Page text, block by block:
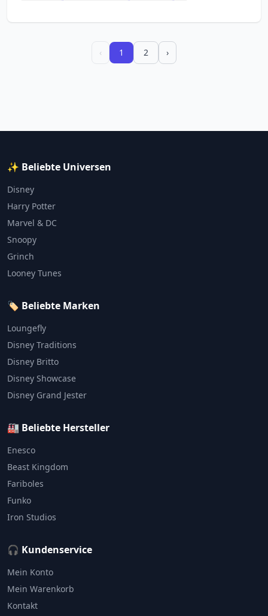
‹ 1 2 ›
✨ Beliebte Universen
Disney
Harry Potter
Marvel & DC
Snoopy
Grinch
Looney Tunes
🏷️ Beliebte Marken
Loungefly
Disney Traditions
Disney Britto
Disney Showcase
Disney Grand Jester
🏭 Beliebte Hersteller
Enesco
Beast Kingdom
Fariboles
Funko
Iron Studios
🎧 Kundenservice
Mein Konto
Mein Warenkorb
Kontakt